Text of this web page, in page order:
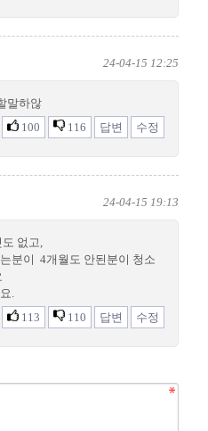
24-04-15 12:25
말하않
100
116 답변 수정
24-04-15 19:13
없고,
분이 4개월도 안된분이 청소
.
113
110 답변 수정